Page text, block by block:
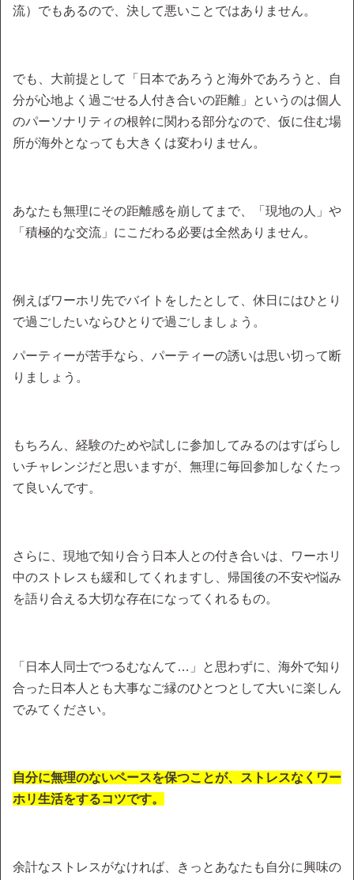
流）でもあるので、決して悪いことではありません。
でも、大前提として「日本であろうと海外であろうと、自
分が心地よく過ごせる人付き合いの距離」というのは個人
のパーソナリティの根幹に関わる部分なので、仮に住む場
所が海外となっても大きくは変わりません。
あなたも無理にその距離感を崩してまで、「現地の人」や
「積極的な交流」にこだわる必要は全然ありません。
例えばワーホリ先でバイトをしたとして、休日にはひとり
で過ごしたいならひとりで過ごしましょう。
パーティーが苦手なら、パーティーの誘いは思い切って断
りましょう。
もちろん、経験のためや試しに参加してみるのはすばらし
いチャレンジだと思いますが、無理に毎回参加しなくたっ
て良いんです。
さらに、現地で知り合う日本人との付き合いは、ワーホリ
中のストレスも緩和してくれますし、帰国後の不安や悩み
を語り合える大切な存在になってくれるもの。
「日本人同士でつるむなんて…」と思わずに、海外で知り
合った日本人とも大事なご縁のひとつとして大いに楽しん
でみてください。
自分に無理のないペースを保つことが、ストレスなくワー
ホリ生活をするコツです。
余計なストレスがなければ、きっとあなたも自分に興味の